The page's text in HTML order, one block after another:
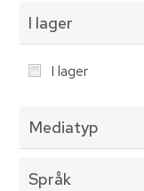
I lager
I lager
Mediatyp
Språk